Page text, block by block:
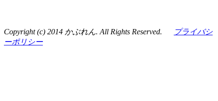
Copyright (c) 2014 かぶれん. All Rights Reserved.
プライバシ
ーポリシー